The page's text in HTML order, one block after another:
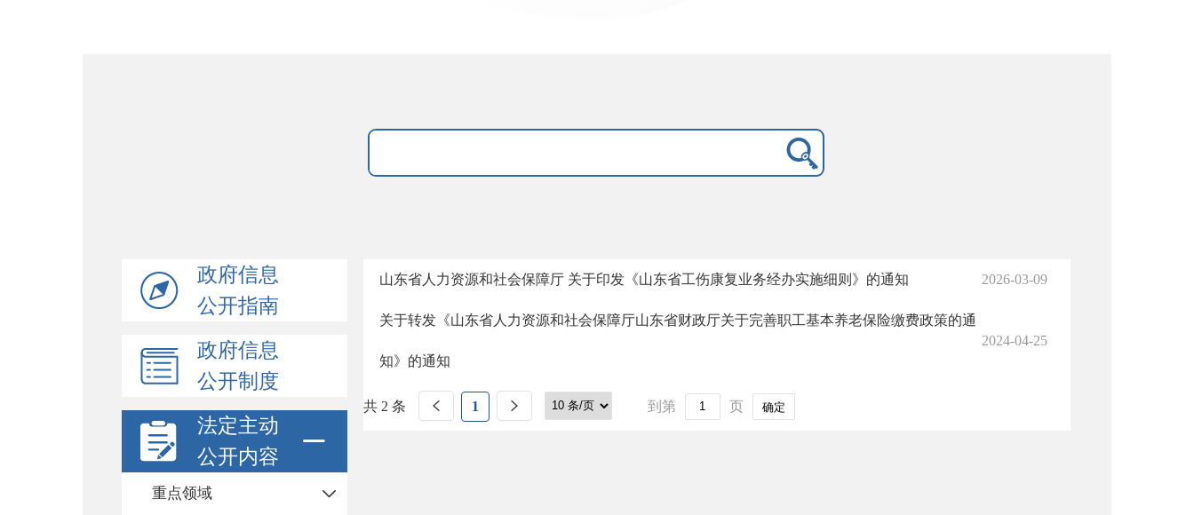
政府信息
公开指南
政府信息
公开制度
法定主动
公开内容
重点领域
山东省人力资源和社会保障厅 关于印发《山东省工伤康复业务经办实施细则》的通知 2026-03-09
关于转发《山东省人力资源和社会保障厅山东省财政厅关于完善职工基本养老保险缴费政策的通
知》的通知
2024-04-25
共 2 条 1 到第 页 确定